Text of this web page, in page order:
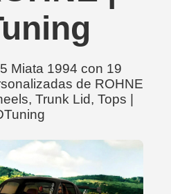
Miata 1994 con 19
de ROHNE
Trunk Lid, Tops |